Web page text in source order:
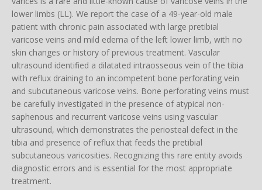
lower limbs (LL). We report the case of a 49-year-old male
patient with chronic pain associated with large pretibial
varicose veins and mild edema of the left lower limb, with no
skin changes or history of previous treatment. Vascular
ultrasound identified a dilatated intraosseous vein of the tibia
with reflux draining to an incompetent bone perforating vein
and subcutaneous varicose veins. Bone perforating veins must
be carefully investigated in the presence of atypical non-
saphenous and recurrent varicose veins using vascular
ultrasound, which demonstrates the periosteal defect in the
tibia and presence of reflux that feeds the pretibial
subcutaneous varicosities. Recognizing this rare entity avoids
diagnostic errors and is essential for the most appropriate
treatment.